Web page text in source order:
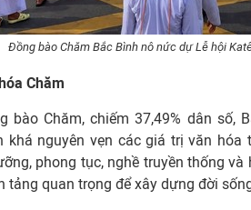
Đồng bào Chăm Bắc Bình nô nức dự Lễ hội
Chăm
bào Chăm, chiếm 37,49% dân số,
khá nguyên vẹn các giá trị văn hóa
phong tục, nghề truyền thống
tảng quan trọng để xây dựng đời